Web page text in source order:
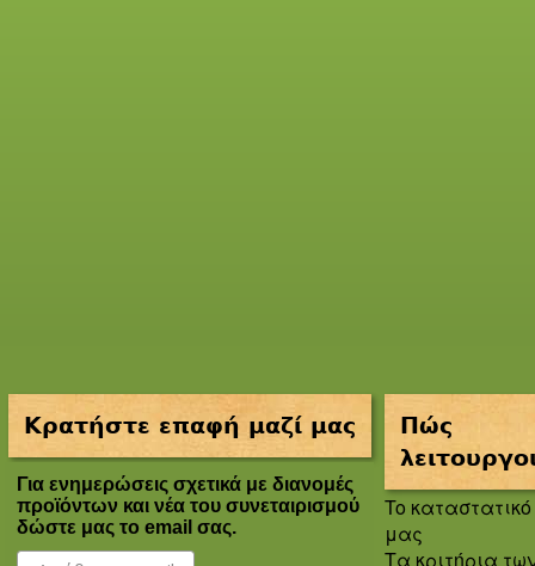
Κρατήστε επαφή μαζί μας
Για ενημερώσεις σχετικά με διανομές
προϊόντων και νέα του συνεταιρισμού
δώστε μας το email σας.
Πώς
To καταστατικό
μας
Τα κριτήρια